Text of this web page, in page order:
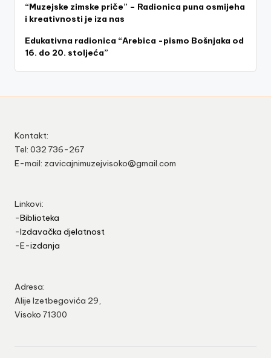
“Muzejske zimske priče” – Radionica puna osmijeha
i kreativnosti je iza nas
Edukativna radionica “Arebica -pismo Bošnjaka od
16. do 20. stoljeća”
Kontakt:
Tel: 032 736-267
E-mail: zavicajnimuzejvisoko@gmail.com
Linkovi:
-Biblioteka
-Izdavačka djelatnost
-E-izdanja
Adresa:
Alije Izetbegovića 29,
Visoko 71300